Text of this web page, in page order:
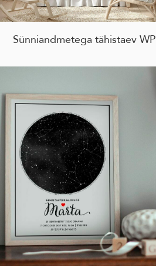
Sünniandmetega tähistaev WP